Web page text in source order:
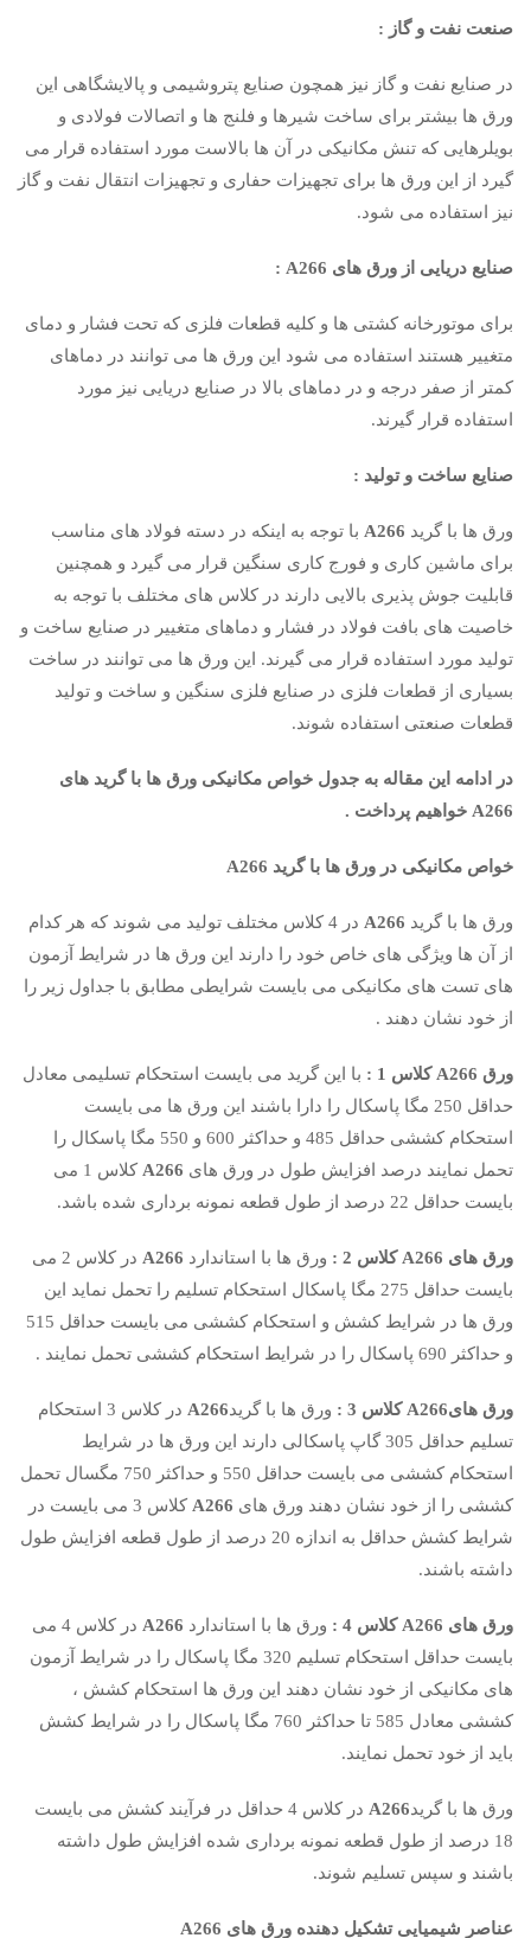
صنعت نفت و گاز :
در صنایع نفت و گاز نیز همچون صنایع پتروشیمی و پالایشگاهی این
ورق ها بیشتر برای ساخت شیرها و فلنج ها و اتصالات فولادی و
بویلرهایی که تنش مکانیکی در آن ها بالاست مورد استفاده قرار می
گیرد از این ورق ها برای تجهیزات حفاری و تجهیزات انتقال نفت و گاز
نیز استفاده می شود.
صنایع دریایی از ورق های A266 :
برای موتورخانه کشتی ها و کلیه قطعات فلزی که تحت فشار و دمای
متغییر هستند استفاده می شود این ورق ها می توانند در دماهای
کمتر از صفر درجه و در دماهای بالا در صنایع دریایی نیز مورد
استفاده قرار گیرند.
صنایع ساخت و تولید :
ورق ها با گرید A266 با توجه به اینکه در دسته فولاد های مناسب
برای ماشین کاری و فورج کاری سنگین قرار می گیرد و همچنین
قابلیت جوش پذیری بالایی دارند در کلاس های مختلف با توجه به
خاصیت های بافت فولاد در فشار و دماهای متغییر در صنایع ساخت و
تولید مورد استفاده قرار می گیرند. این ورق ها می توانند در ساخت
بسیاری از قطعات فلزی در صنایع فلزی سنگین و ساخت و تولید
قطعات صنعتی استفاده شوند.
در ادامه این مقاله به جدول خواص مکانیکی ورق ها با گرید های
A266 خواهیم پرداخت .
خواص مکانیکی در ورق ها با گرید A266
ورق ها با گرید A266
در 4 کلاس مختلف تولید می شوند که هر کدام
از آن ها ویژگی های خاص خود را دارند این ورق ها در شرایط آزمون
های تست های مکانیکی می بایست شرایطی مطابق با جداول زیر را
از خود نشان دهند .
ورق A266 کلاس 1 :
با این گرید می بایست استحکام تسلیمی معادل
حداقل 250 مگا پاسکال را دارا باشند این ورق ها می بایست
استحکام کششی حداقل 485 و حداکثر 600 و 550 مگا پاسکال را
تحمل نمایند درصد افزایش طول در ورق های A266
کلاس 1 می
بایست حداقل 22 درصد از طول قطعه نمونه برداری شده باشد.
ورق های A266 کلاس 2 : ورق ها با استاندارد A266
در کلاس 2 می
بایست حداقل 275 مگا پاسکال استحکام تسلیم را تحمل نماید این
ورق ها در شرایط کشش و استحکام کششی می بایست حداقل 515
و حداکثر 690 پاسکال را در شرایط استحکام کششی تحمل نمایند .
ورق هایA266 کلاس 3 : ورق ها با گریدA266
در کلاس 3 استحکام
تسلیم حداقل 305 گاپ پاسکالی دارند این ورق ها در شرایط
استحکام کششی می بایست حداقل 550 و حداکثر 750 مگسال تحمل
کششی را از خود نشان دهند ورق های A266
کلاس 3 می بایست در
شرایط کشش حداقل به اندازه 20 درصد از طول قطعه افزایش طول
داشته باشند.
ورق های A266 کلاس 4 : ورق ها با استاندارد A266
در کلاس 4 می
بایست حداقل استحکام تسلیم 320 مگا پاسکال را در شرایط آزمون
های مکانیکی از خود نشان دهند این ورق ها استحکام کشش ،
کششی معادل 585 تا حداکثر 760 مگا پاسکال را در شرایط کشش
باید از خود تحمل نمایند.
ورق ها با گریدA266
در کلاس 4 حداقل در فرآیند کشش می بایست
18 درصد از طول قطعه نمونه برداری شده افزایش طول داشته
باشند و سپس تسلیم شوند.
عناصر شیمیایی تشکیل دهنده ورق های A266